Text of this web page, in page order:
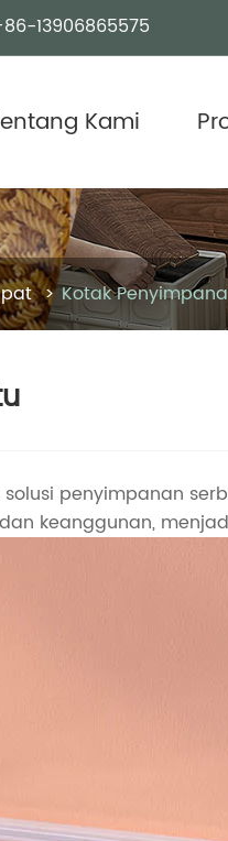
13906865575
Kami
Kotak
solusi penyimpanan
keanggunan,